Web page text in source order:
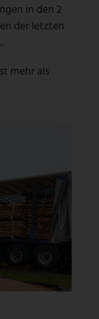
in den 2
der letzten
mehr als